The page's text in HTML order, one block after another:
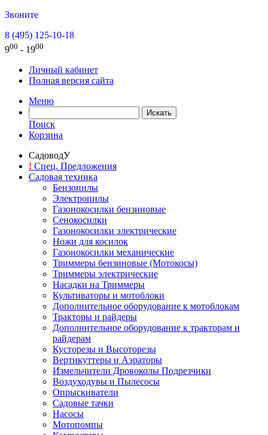
Звоните
8 (495) 125-10-18
900 - 1900
Личный кабинет
Полная версия сайта
Меню
Поиск
Корзина
СадоводУ
! Спец. Предложения
Садовая техника
Бензопилы
Электропилы
Газонокосилки бензиновые
Сенокосилки
Газонокосилки электрические
Ножи для косилок
Газонокосилки механические
Триммеры бензиновые (Мотокосы)
Триммеры электрические
Насадки на Триммеры
Культиваторы и мотоблоки
Дополнительное оборудование к мотоблокам
Тракторы и райдеры
Дополнительное оборудование к тракторам и
райдерам
Кусторезы и Высоторезы
Вертикуттеры и Аэраторы
Измельчители Дровоколы Подрезчики
Воздуходувы и Пылесосы
Опрыскиватели
Садовые тачки
Насосы
Мотопомпы